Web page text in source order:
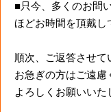
■只今、多くのお問
ほどお時間を頂戴し
順次、ご返答させて
お急ぎの方はご遠
よろしくお願いいた